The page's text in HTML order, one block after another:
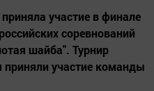
участие в финале
соревнований
шайба". Турнир
участие команды